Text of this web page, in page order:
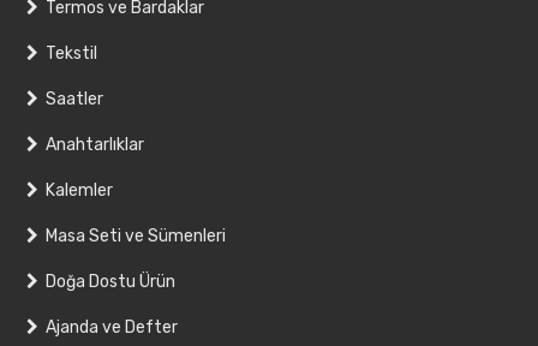
Termos ve Bardaklar
Tekstil
Saatler
Anahtarlıklar
Kalemler
Masa Seti ve Sümenleri
Doğa Dostu Ürün
Ajanda ve Defter